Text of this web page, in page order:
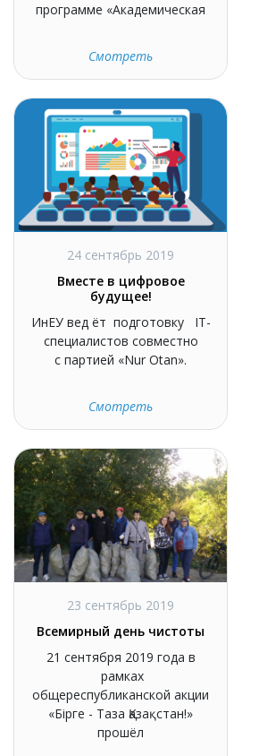
программе «Академическая
Смотреть
24 сентябрь 2019
Вместе в цифровое
будущее!
ИнЕУ вед ёт подготовку IT-
специалистов совместно
с партией «Nur Otan».
Смотреть
23 сентябрь 2019
Всемирный день чистоты
21 сентября 2019 года в
рамках
общереспубликанской акции
«Бірге - Таза Қазақстан!»
прошёл